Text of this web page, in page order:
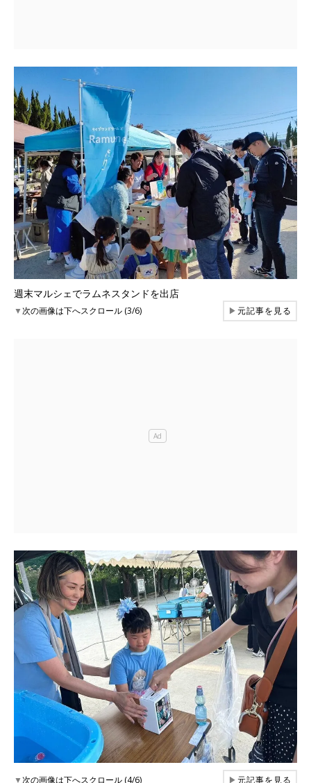
週末マルシェでラムネスタンドを出店
▼次の画像は下へスクロール (3/6) ▶元記事を見る
▼次の画像は下へスクロール (4/6) ▶元記事を見る